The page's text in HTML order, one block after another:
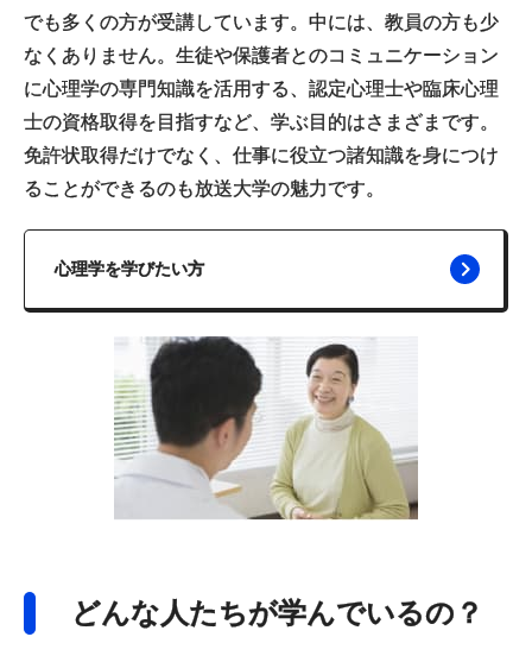
でも多くの方が受講しています。中には、教員の方も少
なくありません。生徒や保護者とのコミュニケーション
に心理学の専門知識を活用する、認定心理士や臨床心理
士の資格取得を目指すなど、学ぶ目的はさまざまです。
免許状取得だけでなく、仕事に役立つ諸知識を身につけ
ることができるのも放送大学の魅力です。
心理学を学びたい方
どんな人たちが学んでいるの？